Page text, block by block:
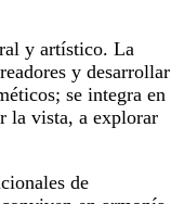
y artístico. La
y desarrollar
se integra en
la vista, a explorar
de